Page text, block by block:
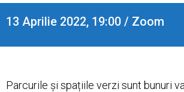
13 Aprilie 2022, 19:00 / Zoom
Parcurile și spațiile verzi sunt bunuri